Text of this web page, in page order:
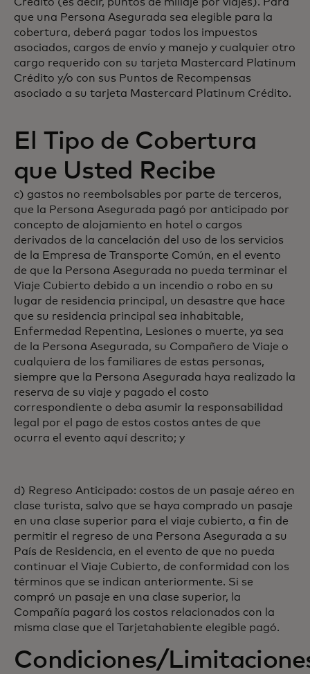
que una Persona Asegurada sea elegible para la
cobertura, deberá pagar todos los impuestos
asociados, cargos de envío y manejo y cualquier otro
cargo requerido con su tarjeta Mastercard Platinum
Crédito y/o con sus Puntos de Recompensas
asociado a su tarjeta Mastercard Platinum Crédito.
El Tipo de Cobertura
que Usted Recibe
c) gastos no reembolsables por parte de terceros,
que la Persona Asegurada pagó por anticipado por
concepto de alojamiento en hotel o cargos
derivados de la cancelación del uso de los servicios
de la Empresa de Transporte Común, en el evento
de que la Persona Asegurada no pueda terminar el
Viaje Cubierto debido a un incendio o robo en su
lugar de residencia principal, un desastre que hace
que su residencia principal sea inhabitable,
Enfermedad Repentina, Lesiones o muerte, ya sea
de la Persona Asegurada, su Compañero de Viaje o
cualquiera de los familiares de estas personas,
siempre que la Persona Asegurada haya realizado la
reserva de su viaje y pagado el costo
correspondiente o deba asumir la responsabilidad
legal por el pago de estos costos antes de que
ocurra el evento aquí descrito; y
d) Regreso Anticipado: costos de un pasaje aéreo en
clase turista, salvo que se haya comprado un pasaje
en una clase superior para el viaje cubierto, a fin de
permitir el regreso de una Persona Asegurada a su
País de Residencia, en el evento de que no pueda
continuar el Viaje Cubierto, de conformidad con los
términos que se indican anteriormente. Si se
compró un pasaje en una clase superior, la
Compañía pagará los costos relacionados con la
misma clase que el Tarjetahabiente elegible pagó.
Condiciones/